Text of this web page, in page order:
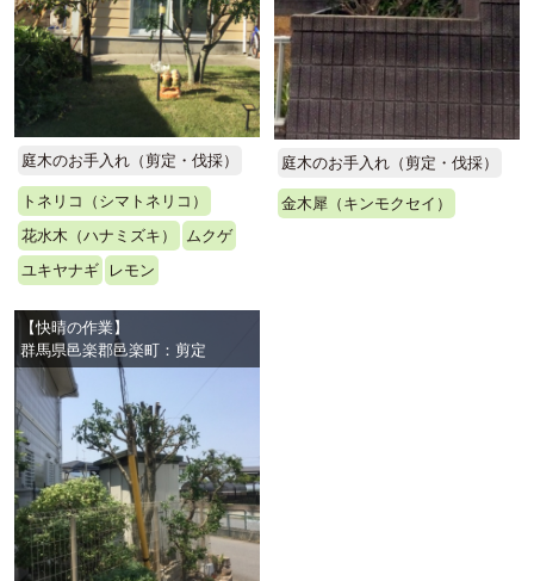
庭木のお手入れ（剪定・伐採）
トネリコ（シマトネリコ）
花水木（ハナミズキ）
ムクゲ
ユキヤナギ
レモン
庭木のお手入れ（剪定・伐採）
金木犀（キンモクセイ）
【快晴の作業】
群馬県邑楽郡邑楽町：剪定